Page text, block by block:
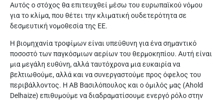
Αυτός ο στόχος θα επιτευχθεί μέσω του ευρωπαϊκού νόμου
για το κλίμα, που θέτει την κλιματική ουδετερότητα σε
δεσμευτική νομοθεσία της ΕΕ.
Η βιομηχανία τροφίμων είναι υπεύθυνη για ένα σημαντικό
ποσοστό των παγκόσμιων αερίων του θερμοκηπίου. Αυτή είναι
μια μεγάλη ευθύνη, αλλά ταυτόχρονα μια ευκαιρία να
βελτιωθούμε, αλλά και να συνεργαστούμε προς όφελος του
περιβάλλοντος. Η ΑΒ Βασιλόπουλος και ο όμιλός μας (Ahold
Delhaize) επιθυμούμε να διαδραματίσουμε ενεργό ρόλο στην